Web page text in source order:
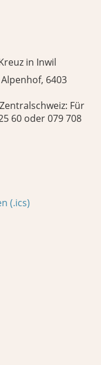
in Inwil
6403
Für
60 oder 079 708
(.ics)